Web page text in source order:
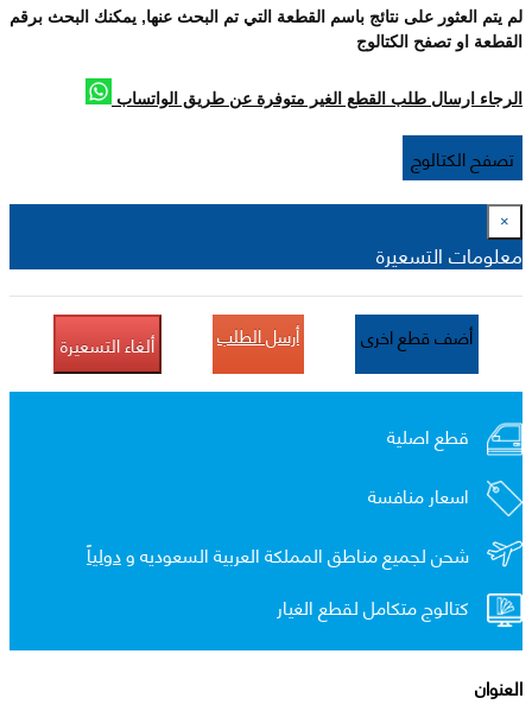
لم يتم العثور على نتائج باسم القطعة التي تم البحث عنها, يمكنك البحث برقم
القطعة او تصفح الكتالوج
الرجاء ارسال طلب القطع الغير متوفرة عن طريق الواتساب
تصفح الكتالوج
×
معلومات التسعيرة
أضف قطع اخرى أرسل الطلب ألغاء التسعيرة
قطع اصلية
اسعار منافسة
شحن لجميع مناطق المملكة العربية السعوديه ودولياً
كتالوج متكامل لقطع الغيار
العنوان